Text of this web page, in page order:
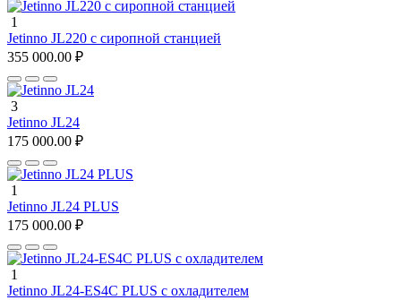
1
Jetinno JL220 с сиропной станцией
355 000.00 ₽
3
Jetinno JL24
175 000.00 ₽
1
Jetinno JL24 PLUS
175 000.00 ₽
1
Jetinno JL24-ES4C PLUS с охладителем